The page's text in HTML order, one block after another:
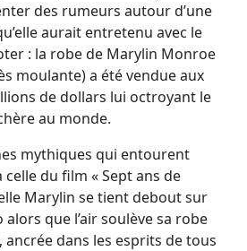
des rumeurs autour d’une
aurait entretenu avec le
: la robe de Marylin Monroe
moulante) a été vendue aux
de dollars lui octroyant le
au monde.
mythiques qui entourent
du film « Sept ans de
Marylin se tient debout sur
que l’air soulève sa robe
ancrée dans les esprits de tous